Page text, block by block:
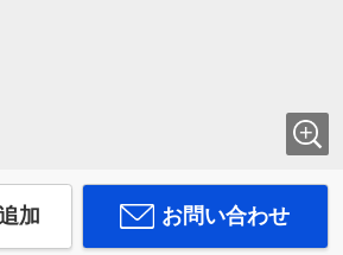
加 お問い合わせ